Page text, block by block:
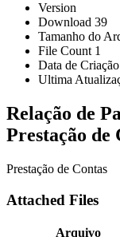
Version
Download 39
Tamanho do
File Count 1
Data de Criação
Ultima
Relação de
Prestação de
Prestação de Contas
Attached Files
Arquivo